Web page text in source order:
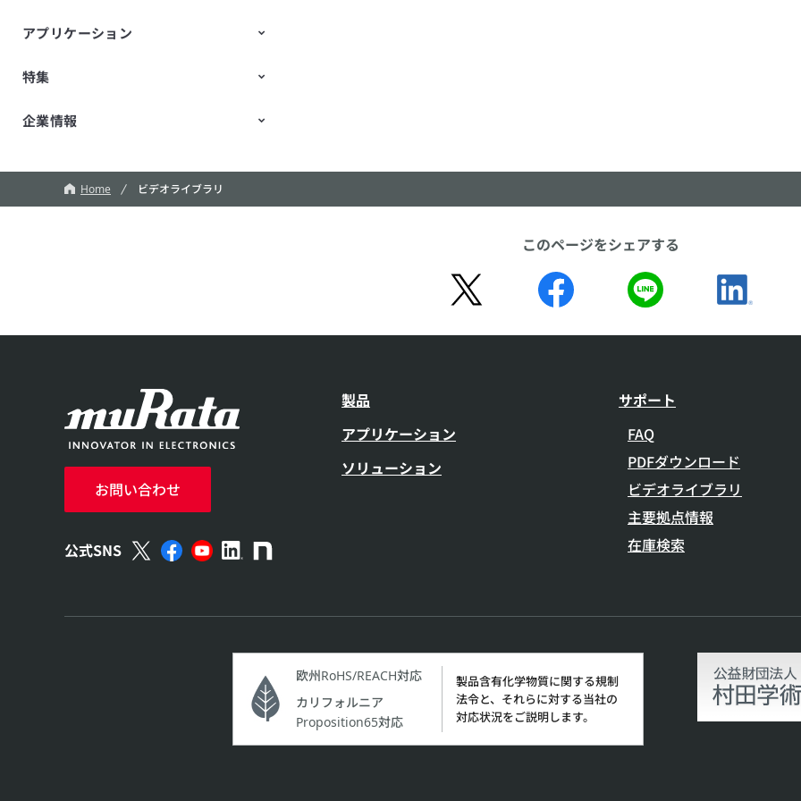
アプリケーション
モビリティ
データセンタ・エンタープライズ
産業用機器
パーソナルエレクトロニクス
STEM教育
特集
TechTalk
ふしぎな石ころ
新規事業/オープンイノベーショ
企業情報
Home ビデオライブラリ
このページをシェアする
お問い合わせ
公式SNS
製品
アプリケーション
ソリューション
サポート
FAQ
PDFダウンロード
ビデオライブラリ
主要拠点情報
在庫検索
欧州RoHS/REACH対応
カリフォルニア
Proposition65対応
製品含有化学物質に関する規制
法令と、それらに対する当社の
対応状況をご説明します。